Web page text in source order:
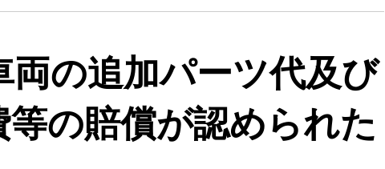
両の追加パーツ代及び
の賠償が認められた